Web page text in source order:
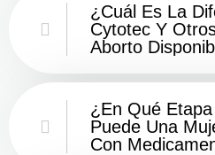
¿Cuál Es La
Cytotec Y
Aborto
¿En Qué
Puede Una
Con